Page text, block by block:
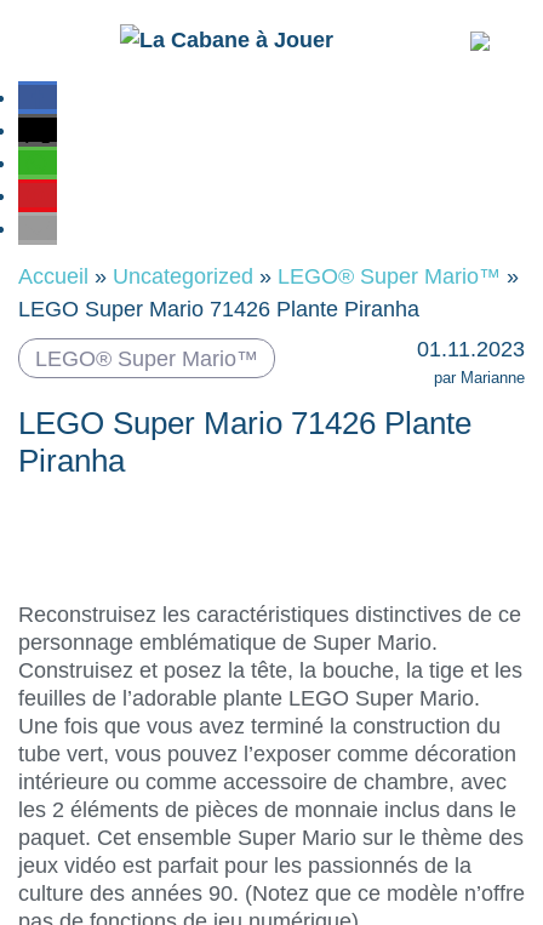
Accueil » Uncategorized » LEGO® Super Mario™ »
LEGO Super Mario 71426 Plante Piranha
LEGO® Super Mario™ 01.11.2023
par Marianne
LEGO Super Mario 71426 Plante
Piranha
Reconstruisez les caractéristiques distinctives de ce
personnage emblématique de Super Mario.
Construisez et posez la tête, la bouche, la tige et les
feuilles de l’adorable plante LEGO Super Mario.
Une fois que vous avez terminé la construction du
tube vert, vous pouvez l’exposer comme décoration
intérieure ou comme accessoire de chambre, avec
les 2 éléments de pièces de monnaie inclus dans le
paquet. Cet ensemble Super Mario sur le thème des
jeux vidéo est parfait pour les passionnés de la
culture des années 90. (Notez que ce modèle n’offre